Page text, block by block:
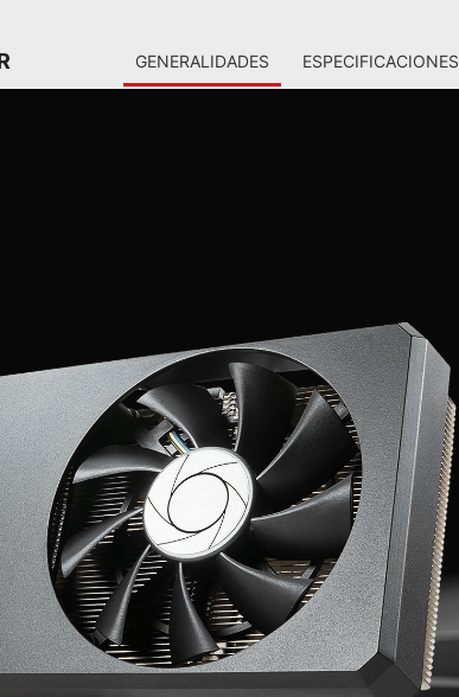
GENERALIDADES ESPECIFICACIONES